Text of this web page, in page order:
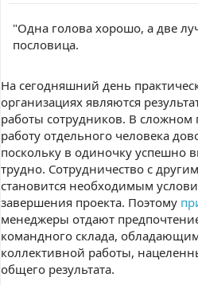
"Одна голова хорошо, а две
пословица.
На сегодняшний день
организациях являются
работы сотрудников. В сложном
работу отдельного человека
поскольку в одиночку успешно
трудно. Сотрудничество с
становится необходимым
завершения проекта. Поэтому
менеджеры отдают
командного склада,
коллективной работы,
общего результата.